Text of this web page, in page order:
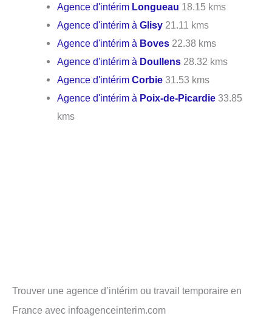
Agence d'intérim Longueau 18.15 kms
Agence d'intérim àGlisy 21.11 kms
Agence d'intérim à Boves 22.38 kms
Agence d'intérim à Doullens 28.32 kms
Agence d'intérimCorbie 31.53 kms
Agence d'intérim à Poix-de-Picardie 33.85
kms
Trouver une agence d’intérim ou travail temporaire en
France avec infoagenceinterim.com